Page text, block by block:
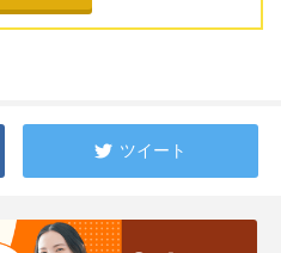
ツイート